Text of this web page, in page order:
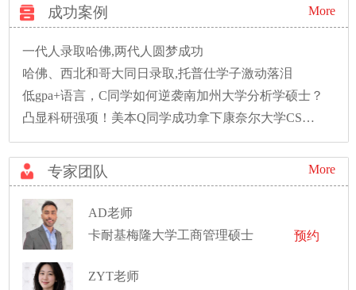
成功案例 More
一代人录取哈佛,两代人圆梦成功
哈佛、西北和哥大同日录取,托普仕学子激动落泪
低gpa+语言，C同学如何逆袭南加州大学分析学硕士？
凸显科研强项！美本Q同学成功拿下康奈尔大学CS硕士录取！
专家团队 More
AD老师
卡耐基梅隆大学工商管理硕士
预约
ZYT老师